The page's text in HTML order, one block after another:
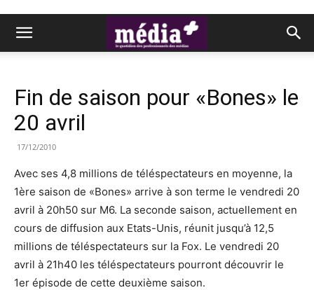
Fin de saison pour «Bones» le
20 avril
17/12/2010
Avec ses 4,8 millions de téléspectateurs en moyenne, la
1ère saison de «Bones» arrive à son terme le vendredi 20
avril à 20h50 sur M6. La seconde saison, actuellement en
cours de diffusion aux Etats-Unis, réunit jusqu’à 12,5
millions de téléspectateurs sur la Fox. Le vendredi 20
avril à 21h40 les téléspectateurs pourront découvrir le
1er épisode de cette deuxième saison.